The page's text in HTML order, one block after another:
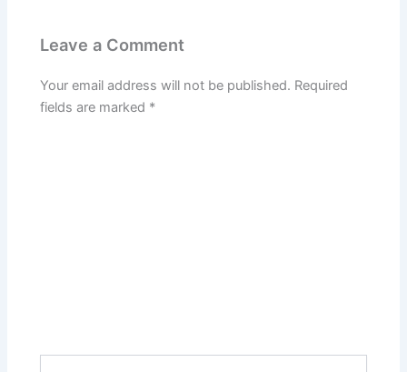
Leave a Comment
Your email address will not be published. Required
fields are marked *